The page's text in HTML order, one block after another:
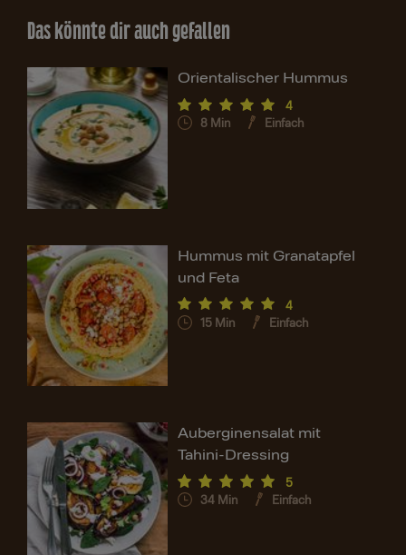
Das könnte dir auch gefallen
Orientalischer Hummus
4
8 Min Einfach
Hummus mit Granatapfel
und Feta
4
15 Min Einfach
Auberginensalat mit
Tahini-Dressing
5
34 Min Einfach